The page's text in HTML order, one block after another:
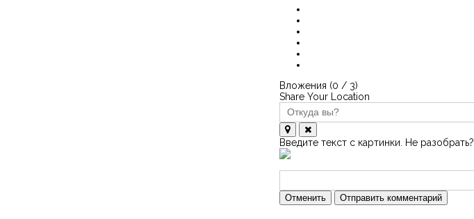
Вложения (0 / 3)
Share Your Location
Введите текст с картинки. Не разобрать?
Отменить Отправить комментарий